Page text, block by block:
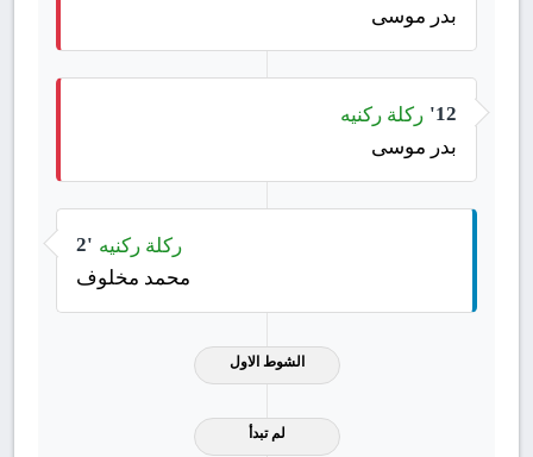
بدر موسى
12' ركلة ركنيه
بدر موسى
2' ركلة ركنيه
محمد مخلوف
الشوط الاول
لم تبدأ